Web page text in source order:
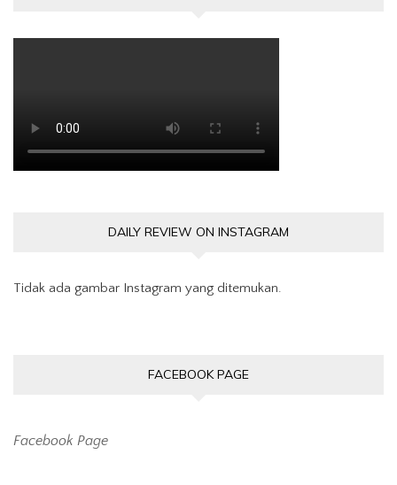
DAILY REVIEW ON INSTAGRAM
Tidak ada gambar Instagram yang ditemukan.
FACEBOOK PAGE
Facebook Page